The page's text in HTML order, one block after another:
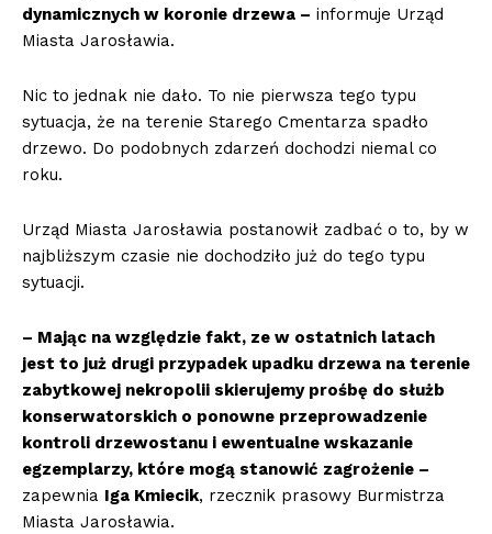
dynamicznych w koronie drzewa – informuje Urząd
Miasta Jarosławia.
Nic to jednak nie dało. To nie pierwsza tego typu
sytuacja, że na terenie Starego Cmentarza spadło
drzewo. Do podobnych zdarzeń dochodzi niemal co
roku.
Urząd Miasta Jarosławia postanowił zadbać o to, by w
najbliższym czasie nie dochodziło już do tego typu
sytuacji.
– Mając na względzie fakt, ze w ostatnich latach
jest to już drugi przypadek upadku drzewa na terenie
zabytkowej nekropolii skierujemy prośbę do służb
konserwatorskich o ponowne przeprowadzenie
kontroli drzewostanu i ewentualne wskazanie
egzemplarzy, które mogą stanowić zagrożenie –
zapewnia Iga Kmiecik, rzecznik prasowy Burmistrza
Miasta Jarosławia.